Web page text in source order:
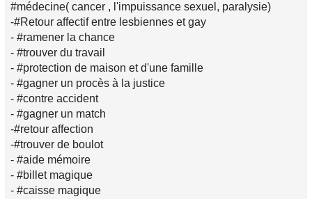
#médecine( cancer , l'impuissance sexuel, paralysie)
-#Retour affectif entre lesbiennes et gay
- #ramener la chance
- #trouver du travail
- #protection de maison et d'une famille
- #gagner un procès à la justice
- #contre accident
- #gagner un match
-#retour affection
-#trouver de boulot
- #aide mémoire
- #billet magique
- #caisse magique